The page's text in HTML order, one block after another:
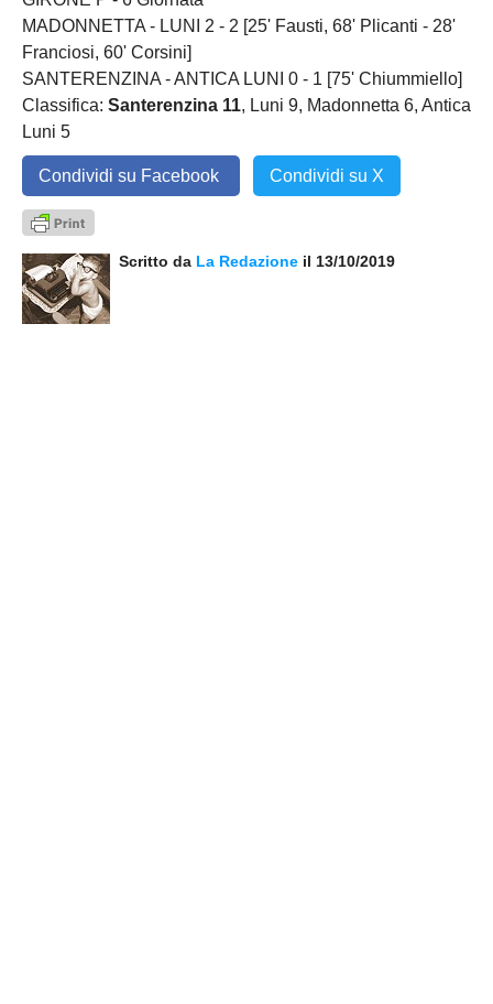
MADONNETTA - LUNI 2 - 2 [25' Fausti, 68' Plicanti - 28'
Franciosi, 60' Corsini]
SANTERENZINA - ANTICA LUNI 0 - 1 [75' Chiummiello]
Classifica: Santerenzina 11, Luni 9, Madonnetta 6, Antica
Luni 5
Condividi su Facebook Condividi su X
Scritto da La Redazione il 13/10/2019